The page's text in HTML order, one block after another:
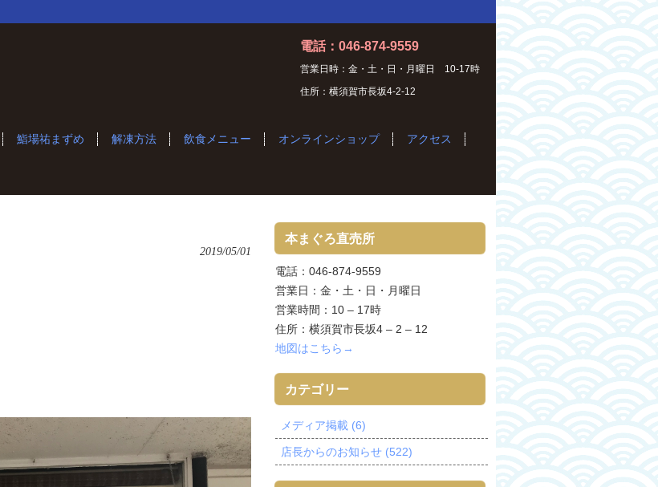
電話：046-874-9559
営業日時：金・土・日・月曜日 10-17時
住所：横須賀市長坂4-2-12
鮨場祐まずめ 解凍方法 飲食メニュー オンラインショップ アクセス
2019/05/01
本まぐろ直売所
電話：046-874-9559
営業日：金・土・日・月曜日
営業時間：10 – 17時
住所：横須賀市長坂4 – 2 – 12
地図はこちら→
カテゴリー
メディア掲載 (6)
店長からのお知らせ (522)